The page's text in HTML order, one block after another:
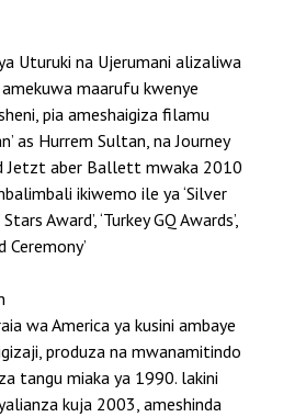
Uturuki na Ujerumani alizaliwa
maarufu kwenye
pia ameshaigiza filamu
as Hurrem Sultan, na Journey
Jetzt aber Ballett mwaka 2010
ikiwemo ile ya ‘Silver
Award’, ‘Turkey GQ Awards’,
Ceremony’
wa America ya kusini ambaye
produza na mwanamitindo
tangu miaka ya 1990. lakini
kuja 2003, ameshinda